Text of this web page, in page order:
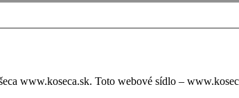
www.koseca.sk. Toto webové sídlo –